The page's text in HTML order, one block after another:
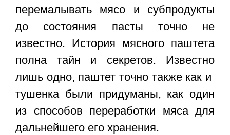
перемалывать мясо и субпродукты
до состояния пасты точно не
известно. История мясного паштета
полна тайн и секретов. Известно
лишь одно, паштет точно также как и
тушенка были придуманы, как один
из способов переработки мяса для
дальнейшего его хранения.